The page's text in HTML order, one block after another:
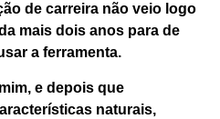
de carreira não veio logo
mais dois anos para de
a ferramenta.
e depois que
naturais,